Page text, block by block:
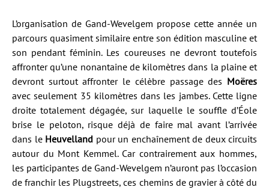
L’organisation de Gand-Wevelgem propose cette année un
parcours quasiment similaire entre son édition masculine et
son pendant féminin. Les coureuses ne devront toutefois
affronter qu’une nonantaine de kilomètres dans la plaine et
devront surtout affronter le célèbre passage des Moëres
avec seulement 35 kilomètres dans les jambes. Cette ligne
droite totalement dégagée, sur laquelle le souffle d’Éole
brise le peloton, risque déjà de faire mal avant l’arrivée
dans le Heuvelland pour un enchaînement de deux circuits
autour du Mont Kemmel. Car contrairement aux hommes,
les participantes de Gand-Wevelgem n’auront pas l’occasion
de franchir les Plugstreets, ces chemins de gravier à côté du